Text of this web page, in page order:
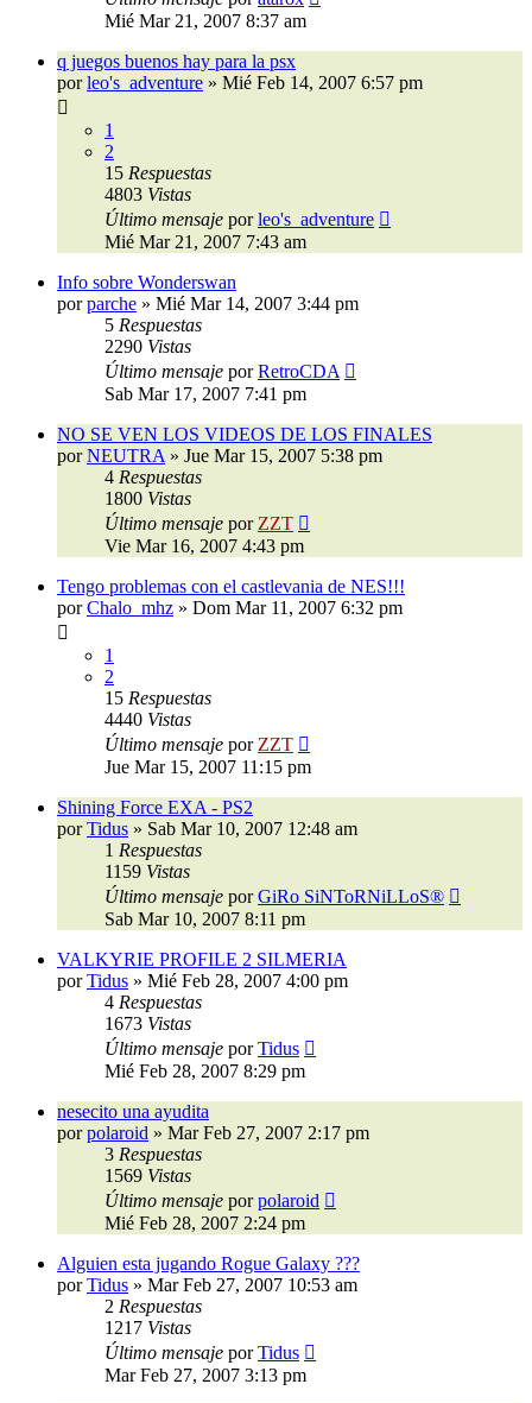
Mié Mar 21, 2007 8:37 am
q juegos buenos hay para la psx
porleo's_adventure » Mié Feb 14, 2007 6:57 pm
1
2
15 Respuestas
4803 Vistas
Último mensaje porleo's_adventure
Mié Mar 21, 2007 7:43 am
Info sobre Wonderswan
porparche » Mié Mar 14, 2007 3:44 pm
5 Respuestas
2290 Vistas
Último mensaje porRetroCDA
Sab Mar 17, 2007 7:41 pm
NO SE VEN LOS VIDEOS DE LOS FINALES
porNEUTRA » Jue Mar 15, 2007 5:38 pm
4 Respuestas
1800 Vistas
Último mensaje por ZZT
Vie Mar 16, 2007 4:43 pm
Tengo problemas con el castlevania de NES!!!
porChalo_mhz » Dom Mar 11, 2007 6:32 pm
1
2
15 Respuestas
4440 Vistas
Último mensaje por ZZT
Jue Mar 15, 2007 11:15 pm
Shining Force EXA - PS2
porTidus » Sab Mar 10, 2007 12:48 am
1 Respuestas
1159 Vistas
Último mensaje porGiRo SiNToRNiLLoS®
Sab Mar 10, 2007 8:11 pm
VALKYRIE PROFILE 2 SILMERIA
porTidus » Mié Feb 28, 2007 4:00 pm
4 Respuestas
1673 Vistas
Último mensaje porTidus
Mié Feb 28, 2007 8:29 pm
nesecito una ayudita
porpolaroid » Mar Feb 27, 2007 2:17 pm
3 Respuestas
1569 Vistas
Último mensaje porpolaroid
Mié Feb 28, 2007 2:24 pm
Alguien esta jugando Rogue Galaxy ???
porTidus » Mar Feb 27, 2007 10:53 am
2 Respuestas
1217 Vistas
Último mensaje porTidus
Mar Feb 27, 2007 3:13 pm